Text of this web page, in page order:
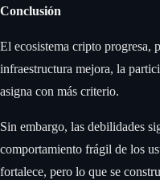
Conclusión
El ecosistema cripto progresa,
infraestructura mejora, la
asigna con más criterio.
Sin embargo, las debilidades
comportamiento frágil de los
fortalece, pero lo que se